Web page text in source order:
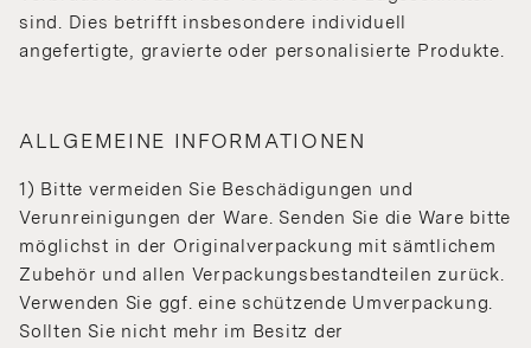
sind. Dies betrifft insbesondere individuell
angefertigte, gravierte oder personalisierte Produkte.
ALLGEMEINE INFORMATIONEN
1) Bitte vermeiden Sie Beschädigungen und
Verunreinigungen der Ware. Senden Sie die Ware bitte
möglichst in der Originalverpackung mit sämtlichem
Zubehör und allen Verpackungsbestandteilen zurück.
Verwenden Sie ggf. eine schützende Umverpackung.
Sollten Sie nicht mehr im Besitz der